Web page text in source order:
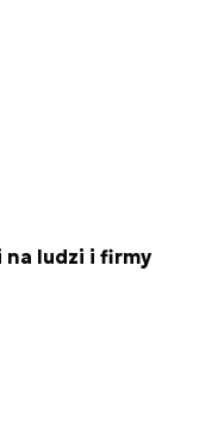
na ludzi i firmy